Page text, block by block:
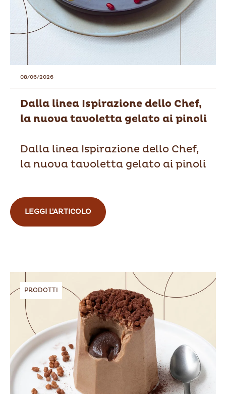
08/06/2026
Dalla linea Ispirazione dello Chef,
la nuova tavoletta gelato ai pinoli
Dalla linea Ispirazione dello Chef,
la nuova tavoletta gelato ai pinoli
LEGGI L'ARTICOLO
PRODOTTI